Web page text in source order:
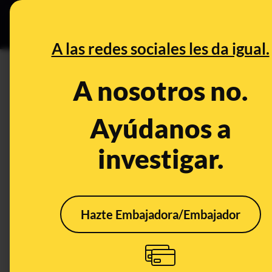
A las redes sociales les da igual.
A nosotros no.
Ayúdanos a
investigar.
Hazte Embajadora/Embajador
Las afirmaciones falsas